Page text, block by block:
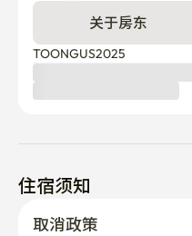
关于房东
TOONGUS2025
住宿须知
取消政策